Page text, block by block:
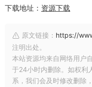
下载地址： 资源下载
原文链接： https://
注明出处。
本站资源均来自网络用户
于24小时内删除。如权利
系，我们会及时修改删除